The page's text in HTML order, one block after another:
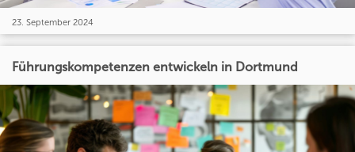
23. September 2024
Führungskompetenzen entwickeln in Dortmund